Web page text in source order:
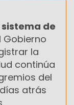
de
Gobierno
la
continúa
del
atrás